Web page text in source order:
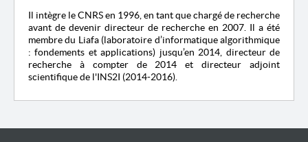
Il intègre le CNRS en 1996, en tant que chargé de recherche
avant de devenir directeur de recherche en 2007. Il a été
membre du Liafa (laboratoire d’informatique algorithmique
: fondements et applications) jusqu’en 2014, directeur de
recherche à compter de 2014 et directeur adjoint
scientifique de l'INS2I (2014-2016).